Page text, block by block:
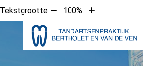
Tekstgrootte Tekst
met
10%
100%
Tekst
met
10%